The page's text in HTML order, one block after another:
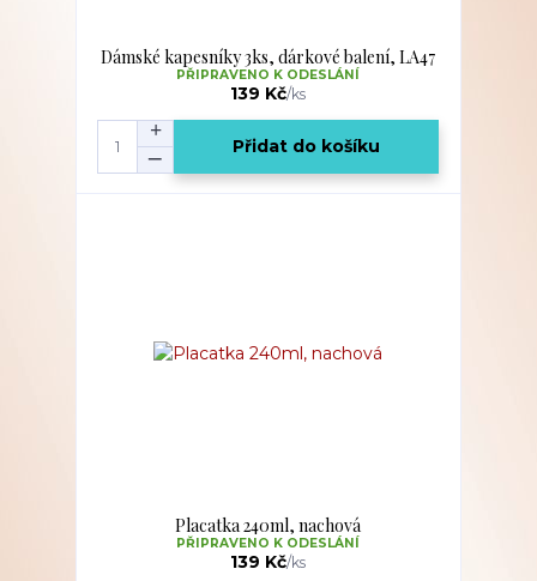
Dámské kapesníky 3ks, dárkové balení, LA47
139 Kč/ks
PŘIPRAVENO K ODESLÁNÍ
Přidat do košíku
Placatka 240ml, nachová
139 Kč/ks
PŘIPRAVENO K ODESLÁNÍ